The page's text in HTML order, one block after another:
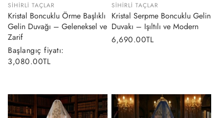
SIHIRLI TAÇLAR
Kristal Boncuklu Örme Başlıklı
Gelin Duvağı – Geleneksel ve
Zarif
Normal
fiyat
Başlangıç fiyatı:
3,080.00TL
SIHIRLI TAÇLAR
Kristal Serpme Boncuklu Gelin
Duvakı – Işıltılı ve Modern
Normal
6,690.00TL